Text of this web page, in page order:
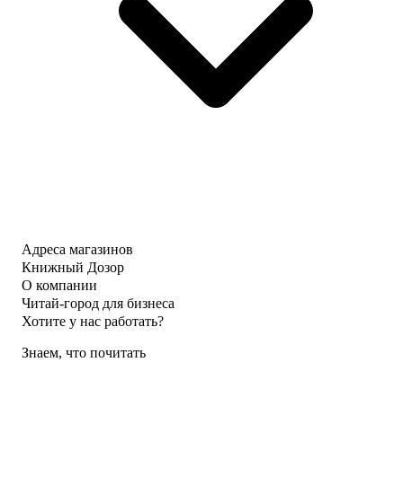
Адреса магазинов
Книжный Дозор
О компании
Читай-город для бизнеса
Хотите у нас работать?
Знаем, что почитать